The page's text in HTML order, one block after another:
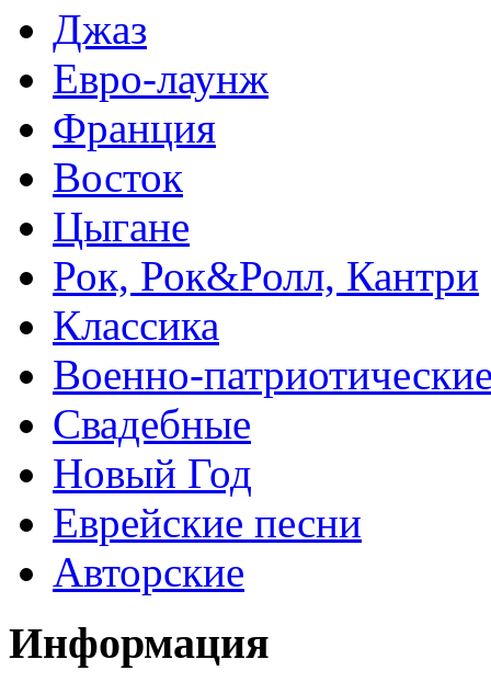
Джаз
Евро-лаунж
Франция
Восток
Цыгане
Рок, Рок&Ролл, Кантри
Классика
Военно-
Свадебные
Новый Год
Еврейские песни
Авторские
Информация